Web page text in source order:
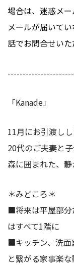
場合は、迷惑メー
メールが届いて
話でお問合せいた
「Kanade」
11月にお引渡しし
20代のご夫妻と
森に囲まれた、静
＊みどころ＊
■将来は平屋部分
はすべて1階に
■キッチン、洗面
と繋がる家事楽